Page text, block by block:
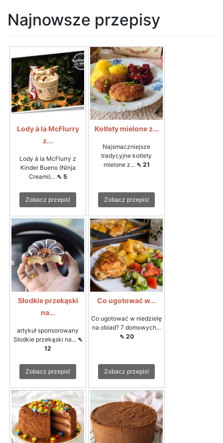
Najnowsze przepisy
Lody à la McFlurry
z...
Lody à la McFlurry z
Kinder Bueno (Ninja
Creami)... ⇖ 5
Zobacz przepis!
Kotlety mielone z...
Najsmaczniejsze
tradycyjne kotlety
mielone z... ⇖ 21
Zobacz przepis!
Słodkie przekąski
na...
artykuł sponsorowany
Słodkie przekąski na... ⇖
12
Zobacz przepis!
Co ugotować w...
Co ugotować w niedzielę
na obiad? 7 domowych...
⇖ 20
Zobacz przepis!